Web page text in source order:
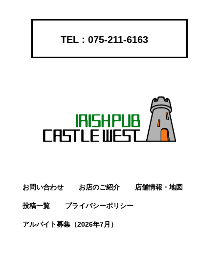
075-211-6163
お問い合わせ お店のご紹介 店舗情報・地図
投稿一覧 プライバシーポリシー
アルバイト募集（2026年7月）